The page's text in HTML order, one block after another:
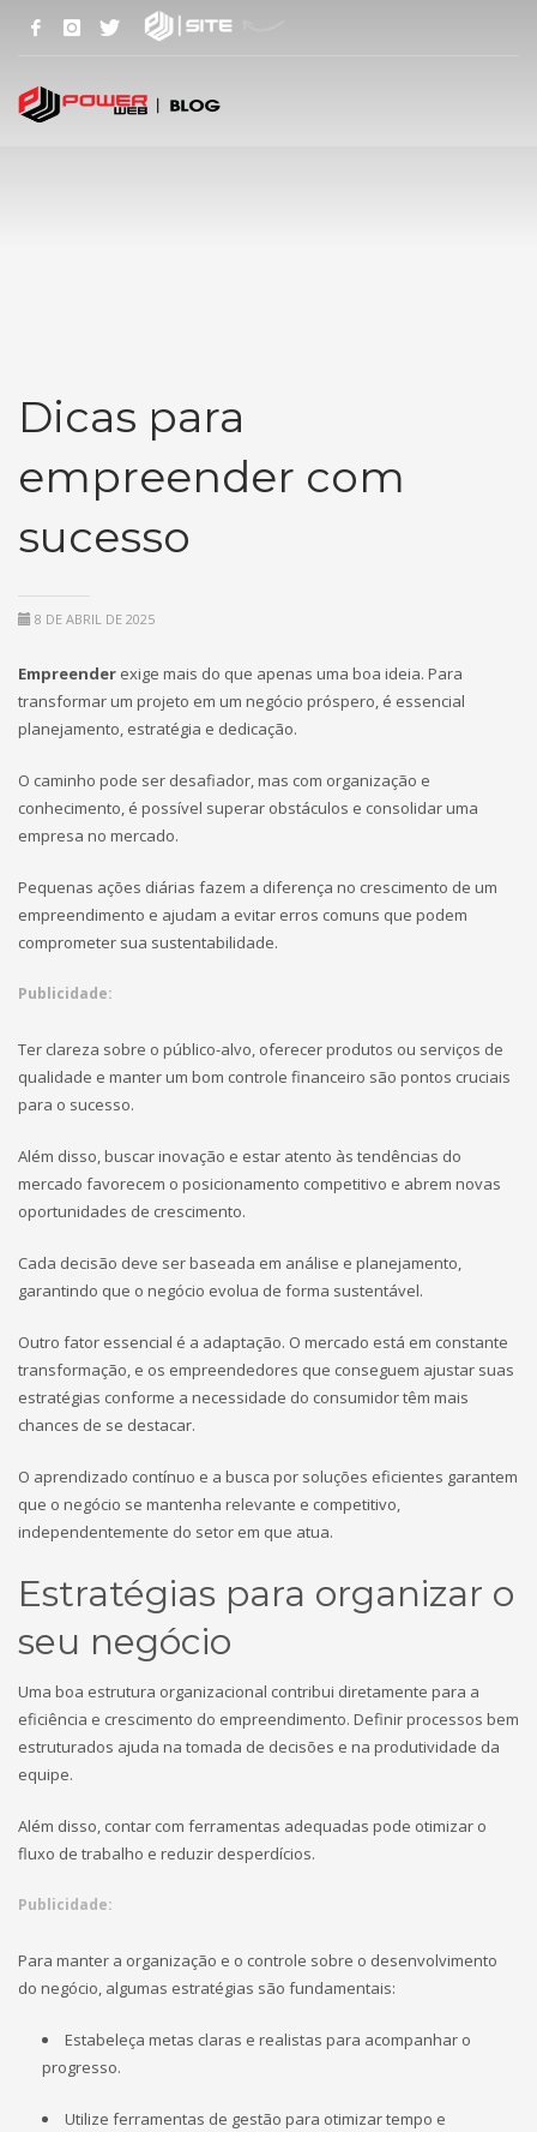
Dicas para
empreender com
sucesso
8 DE ABRIL DE 2025
Empreender exige mais do que apenas uma boa ideia. Para
transformar um projeto em um negócio próspero, é essencial
planejamento, estratégia e dedicação.
O caminho pode ser desafiador, mas com organização e
conhecimento, é possível superar obstáculos e consolidar uma
empresa no mercado.
Pequenas ações diárias fazem a diferença no crescimento de um
empreendimento e ajudam a evitar erros comuns que podem
comprometer sua sustentabilidade.
Publicidade:
Ter clareza sobre o público-alvo, oferecer produtos ou serviços de
qualidade e manter um bom controle financeiro são pontos cruciais
para o sucesso.
Além disso, buscar inovação e estar atento às tendências do
mercado favorecem o posicionamento competitivo e abrem novas
oportunidades de crescimento.
Cada decisão deve ser baseada em análise e planejamento,
garantindo que o negócio evolua de forma sustentável.
Outro fator essencial é a adaptação. O mercado está em constante
transformação, e os empreendedores que conseguem ajustar suas
estratégias conforme a necessidade do consumidor têm mais
chances de se destacar.
O aprendizado contínuo e a busca por soluções eficientes garantem
que o negócio se mantenha relevante e competitivo,
independentemente do setor em que atua.
Estratégias para organizar o
seu negócio
Uma boa estrutura organizacional contribui diretamente para a
eficiência e crescimento do empreendimento. Definir processos bem
estruturados ajuda na tomada de decisões e na produtividade da
equipe.
Além disso, contar com ferramentas adequadas pode otimizar o
fluxo de trabalho e reduzir desperdícios.
Publicidade:
Para manter a organização e o controle sobre o desenvolvimento
do negócio, algumas estratégias são fundamentais:
Estabeleça metas claras e realistas para acompanhar o
progresso.
Utilize ferramentas de gestão para otimizar tempo e